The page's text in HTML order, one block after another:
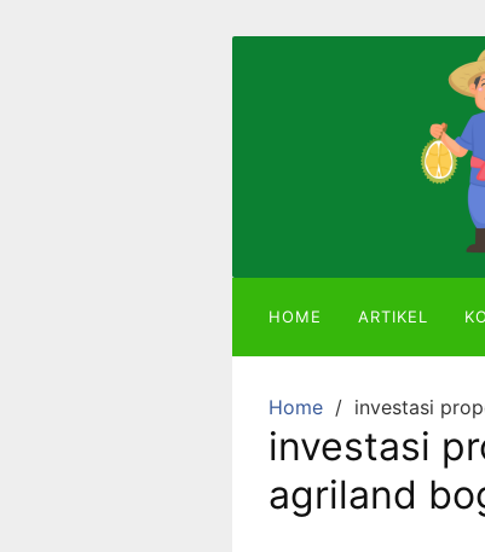
Durian
atau
Alpukat
Miki
HOME ARTIKEL
Home investasi
investasi
agriland